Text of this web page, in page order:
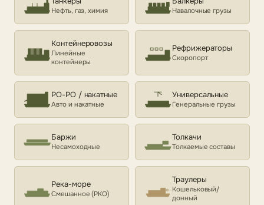
Нефть, газ, химия Навалочные грузы
Контейнеровозы
Линейные
контейнеры
Рефрижераторы
Скоропорт
РО-РО / накатные
Авто и накатные
Универсальные
Генеральные грузы
Баржи
Несамоходные
Толкачи
Толкаемые составы
Река-море
Смешанное (РКО)
Траулеры
Кошельковый/
донный